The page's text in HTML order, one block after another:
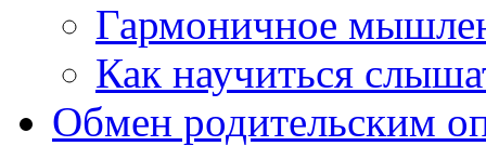
Гармоничное
Как научиться
Обмен родительским